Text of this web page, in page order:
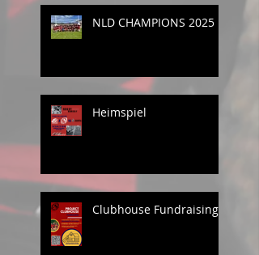
NLD CHAMPIONS 2025
Heimspiel
Clubhouse Fundraising